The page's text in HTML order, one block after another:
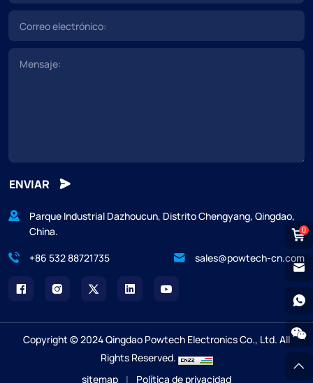
ENVIAR
Parque Industrial Dazhoucun, Distrito Chengyang, Qingdao,
China.
+86 532 88721735
sales@powtech-cn.com
Copyright © 2024 Qingdao Powtech Electronics Co., Ltd. All
Rights Reserved.
sitemap | Política de privacidad
0